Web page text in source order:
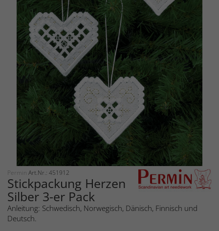
Permin Art.Nr.: 451912
Stickpackung Herzen
Silber 3-er Pack
Anleitung: Schwedisch, Norwegisch, Dänisch, Finnisch und
Deutsch.